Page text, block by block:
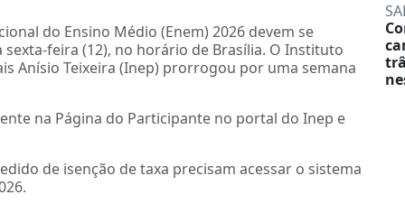
do Ensino Médio (Enem) 2026 devem se
feira (12), no horário de Brasília. O Instituto
Anísio Teixeira (Inep) prorrogou por uma semana
na Página do Participante no portal do Inep e
de isenção de taxa precisam acessar o sistema